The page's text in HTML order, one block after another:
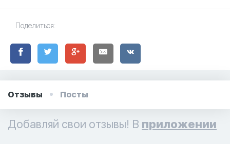
Поделиться:
Отзывы Посты
Добавляй свои отзывы! В приложении